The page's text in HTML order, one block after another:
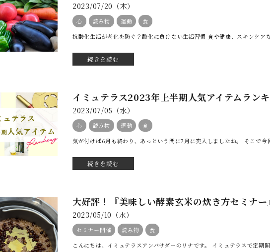
2023/07/20（木）
心 読み物 運動
食
抗酸化生活が老化を防ぐ？酸化に負けない生活習慣 食や健康、スキンケ
続きを読む
イミュテラス2023年上半期人気アイテムランキ
2023/07/05（水）
心 読み物 運動
食
気が付けば6月も終わり、あっという間に7月に突入しましたね。 そこで
続きを読む
大好評！『美味しい酵素玄米の炊き方セミナー
2023/05/10（水）
セミナー開催 読み物
食
こんにちは、イミュテラスアンバサダーのリナです。 イミュテラスで定